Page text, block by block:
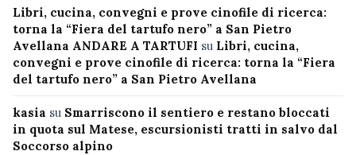
Libri, cucina, convegni e prove cinofile di ricerca:
torna la “Fiera del tartufo nero” a San Pietro
Avellana ANDARE A TARTUFI su Libri, cucina,
convegni e prove cinofile di ricerca: torna la “Fiera
del tartufo nero” a San Pietro Avellana
kasia su Smarriscono il sentiero e restano bloccati
in quota sul Matese, escursionisti tratti in salvo dal
Soccorso alpino